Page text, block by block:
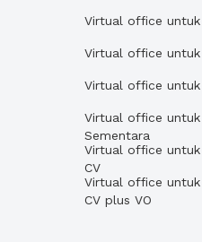
Virtual office untuk
Virtual office untuk
Virtual office
Virtual office
Sementara
Virtual office
CV
Virtual office
CV plus VO